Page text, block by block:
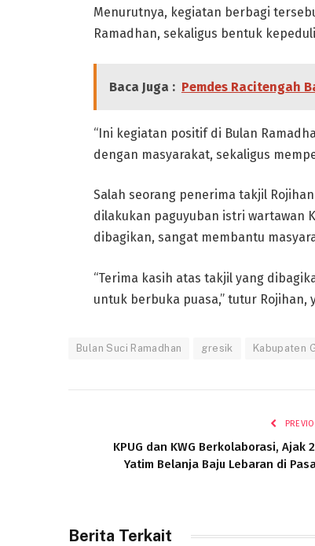
Menurutnya, kegiatan berbagi
Ramadhan, sekaligus bentuk
Baca Juga : Pemdes Racitengah
“Ini kegiatan positif di Bulan
dengan masyarakat, sekaligus
Salah seorang penerima takjil
dilakukan paguyuban istri wartawan
dibagikan, sangat membantu
“Terima kasih atas takjil yang
untuk berbuka puasa,” tutur
Bulan Suci Ramadhan gresik Kabupaten
KPUG dan KWG Berkolaborasi, Ajak
Yatim Belanja Baju Lebaran di
Berita Terkait